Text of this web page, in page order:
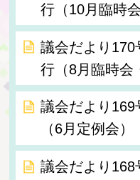
行（10月臨時
議会だより
行（8月臨時会
議会だより
（6月定例会）
議会だより